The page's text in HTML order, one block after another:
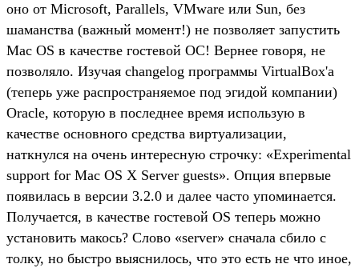
оно от Microsoft, Parallels, VMware или Sun, без
шаманства (важный момент!) не позволяет запустить
Mac OS в качестве гостевой ОС! Вернее говоря, не
позволяло. Изучая changelog программы VirtualBox'а
(теперь уже распространяемое под эгидой компании)
Oracle, которую в последнее время использую в
качестве основного средства виртуализации,
наткнулся на очень интересную строчку: «Experimental
support for Mac OS X Server guests». Опция впервые
появилась в версии 3.2.0 и далее часто упоминается.
Получается, в качестве гостевой OS теперь можно
установить макось? Слово «server» сначала сбило с
толку, но быстро выяснилось, что это есть не что иное,